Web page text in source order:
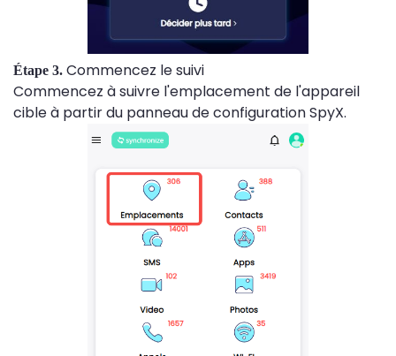
Étape 3. Commencez le suivi
Commencez à suivre l'emplacement de l'appareil
cible à partir du panneau de configuration SpyX.